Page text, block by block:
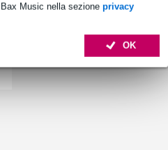
Music nella sezione privacy
OK